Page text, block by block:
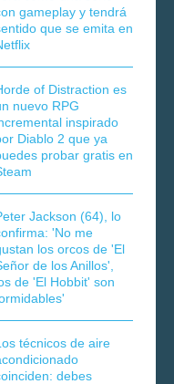
gameplay y tendrá
que se emita en
of Distraction es
nuevo RPG
inspirado
Diablo 2 que ya
probar gratis en
Jackson (64), lo
'No me
los orcos de 'El
de los Anillos',
de 'El Hobbit' son
técnicos de aire
debes